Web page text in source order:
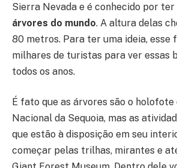
Sierra Nevada e é conhecido por ter
árvores do mundo. A altura delas
80 metros. Para ter uma ideia, esse
milhares de turistas para ver essas
todos os anos.
É fato que as árvores são o holofote
Nacional da Sequoia, mas as
que estão à disposição em seu
começar pelas trilhas, mirantes e